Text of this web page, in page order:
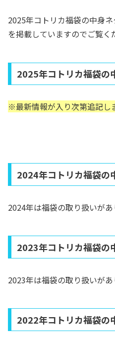
2025年コトリカ福袋の中身
を掲載していますのでご覧く
2025年コトリカ福袋の
※最新情報が入り次第追記し
2024年コトリカ福袋の
2024年は福袋の取り扱いがあ
2023年コトリカ福袋の
2023年は福袋の取り扱いがあ
2022年コトリカ福袋の